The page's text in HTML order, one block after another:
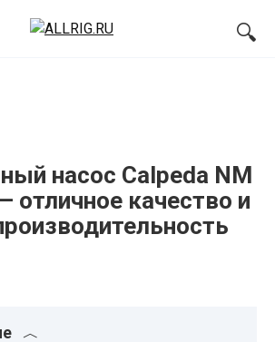
насос Calpeda NM
отличное качество и